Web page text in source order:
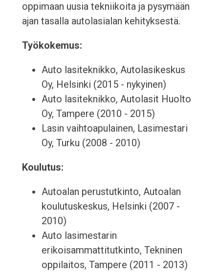
oppimaan uusia tekniikoita ja pysymään
ajan tasalla autolasialan kehityksestä.
Työkokemus:
Auto lasiteknikko, Autolasikeskus
Oy, Helsinki (2015 - nykyinen)
Auto lasiteknikko, Autolasit Huolto
Oy, Tampere (2010 - 2015)
Lasin vaihtoapulainen, Lasimestari
Oy, Turku (2008 - 2010)
Koulutus:
Autoalan perustutkinto, Autoalan
koulutuskeskus, Helsinki (2007 -
2010)
Auto lasimestarin
erikoisammattitutkinto, Tekninen
oppilaitos, Tampere (2011 - 2013)